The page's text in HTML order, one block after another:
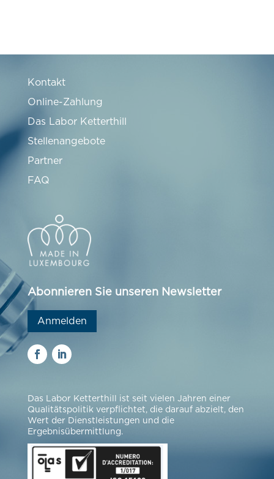
Kontakt
Online-Zahlung
Das Labor Ketterthill
Stellenangebote
Partner
FAQ
Abonnieren Sie unseren Newsletter
Anmelden
Das Labor Ketterthill ist seit vielen Jahren einer
Qualitätspolitik verpflichtet, die darauf abzielt, den
Wert der Dienstleistungen und die
Ergebnisübermittlung.